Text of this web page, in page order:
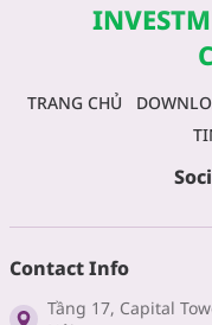
TRANG CHỦ
Contact Info
Tầng 17, Capital